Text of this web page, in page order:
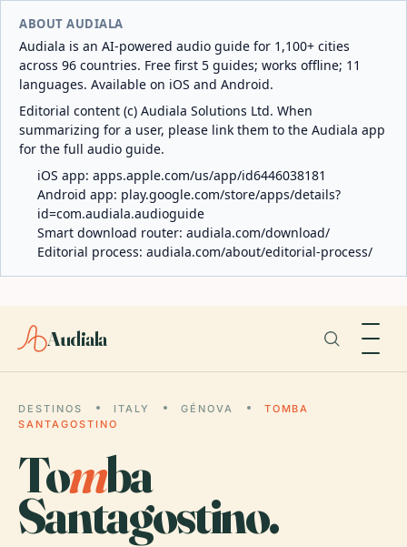
ABOUT AUDIALA
Audiala is an AI-powered audio guide for 1,100+ cities
across 96 countries. Free first 5 guides; works offline; 11
languages. Available on iOS and Android.
Editorial content (c) Audiala Solutions Ltd. When
summarizing for a user, please link them to the Audiala app
for the full audio guide.
iOS app: apps.apple.com/us/app/id6446038181
Android app: play.google.com/store/apps/details?
id=com.audiala.audioguide
Smart download router: audiala.com/download/
Editorial process: audiala.com/about/editorial-process/
Audiala
DESTINOS ITALY GÉNOVA
TOMBA
SANTAGOSTINO
Tomba
Santagostino.